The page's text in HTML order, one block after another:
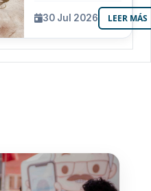
UMSA
resguarda 6
joyas de la
30 Jul 2026 LEER MÁS